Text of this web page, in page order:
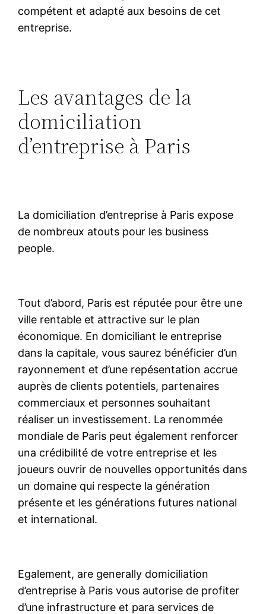
compétent et adapté aux besoins de cet
entreprise.
Les avantages de la
domiciliation
d’entreprise à Paris
La domiciliation d’entreprise à Paris expose
de nombreux atouts pour les business
people.
Tout d’abord, Paris est réputée pour être une
ville rentable et attractive sur le plan
économique. En domiciliant le entreprise
dans la capitale, vous saurez bénéficier d’un
rayonnement et d’une repésentation accrue
auprès de clients potentiels, partenaires
commerciaux et personnes souhaitant
réaliser un investissement. La renommée
mondiale de Paris peut également renforcer
una crédibilité de votre entreprise et les
joueurs ouvrir de nouvelles opportunités dans
un domaine qui respecte la génération
présente et les générations futures national
et international.
Egalement, are generally domiciliation
d’entreprise à Paris vous autorise de profiter
d’une infrastructure et para services de